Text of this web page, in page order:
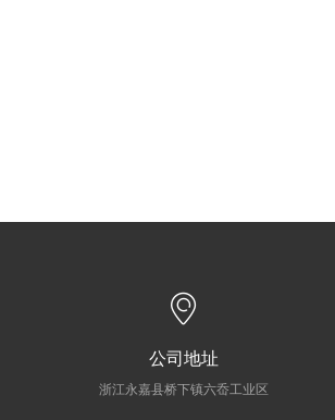
公司地址
浙江永嘉县桥下镇六岙工业区